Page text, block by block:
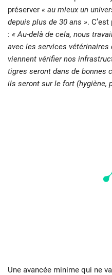
préserver « au mieux un
depuis plus de 30 ans ».
: « Au-delà de cela, nous
avec les services vétérinaires
viennent vérifier nos
tigres seront dans de bonnes
ils seront sur le fort (hygiène,
Une avancée minime qui ne